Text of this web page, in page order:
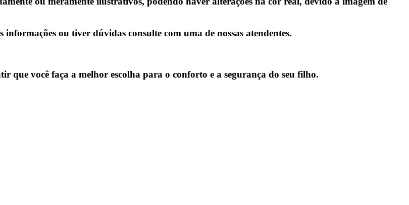
ou tiver dúvidas consulte com uma de nossas atendentes.
que você faça a melhor escolha para o conforto e a segurança do seu filho.